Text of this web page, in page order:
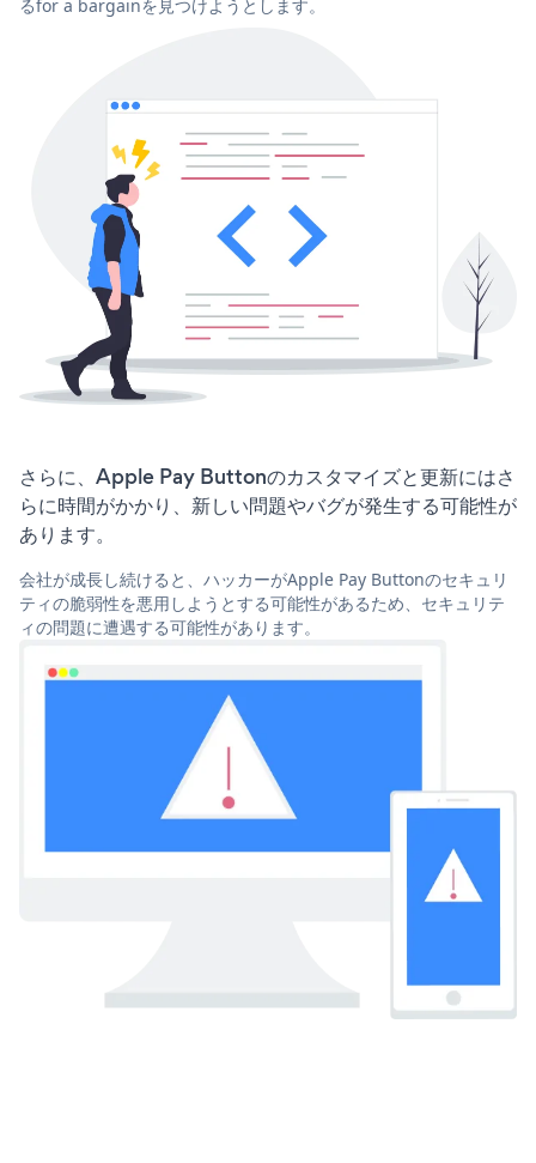
るfor a bargainを見つけようとします。
さらに、Apple Pay Buttonのカスタマイズと更新にはさ
らに時間がかかり、新しい問題やバグが発生する可能性が
あります。
会社が成長し続けると、ハッカーがApple Pay Buttonのセキュリ
ティの脆弱性を悪用しようとする可能性があるため、セキュリテ
ィの問題に遭遇する可能性があります。